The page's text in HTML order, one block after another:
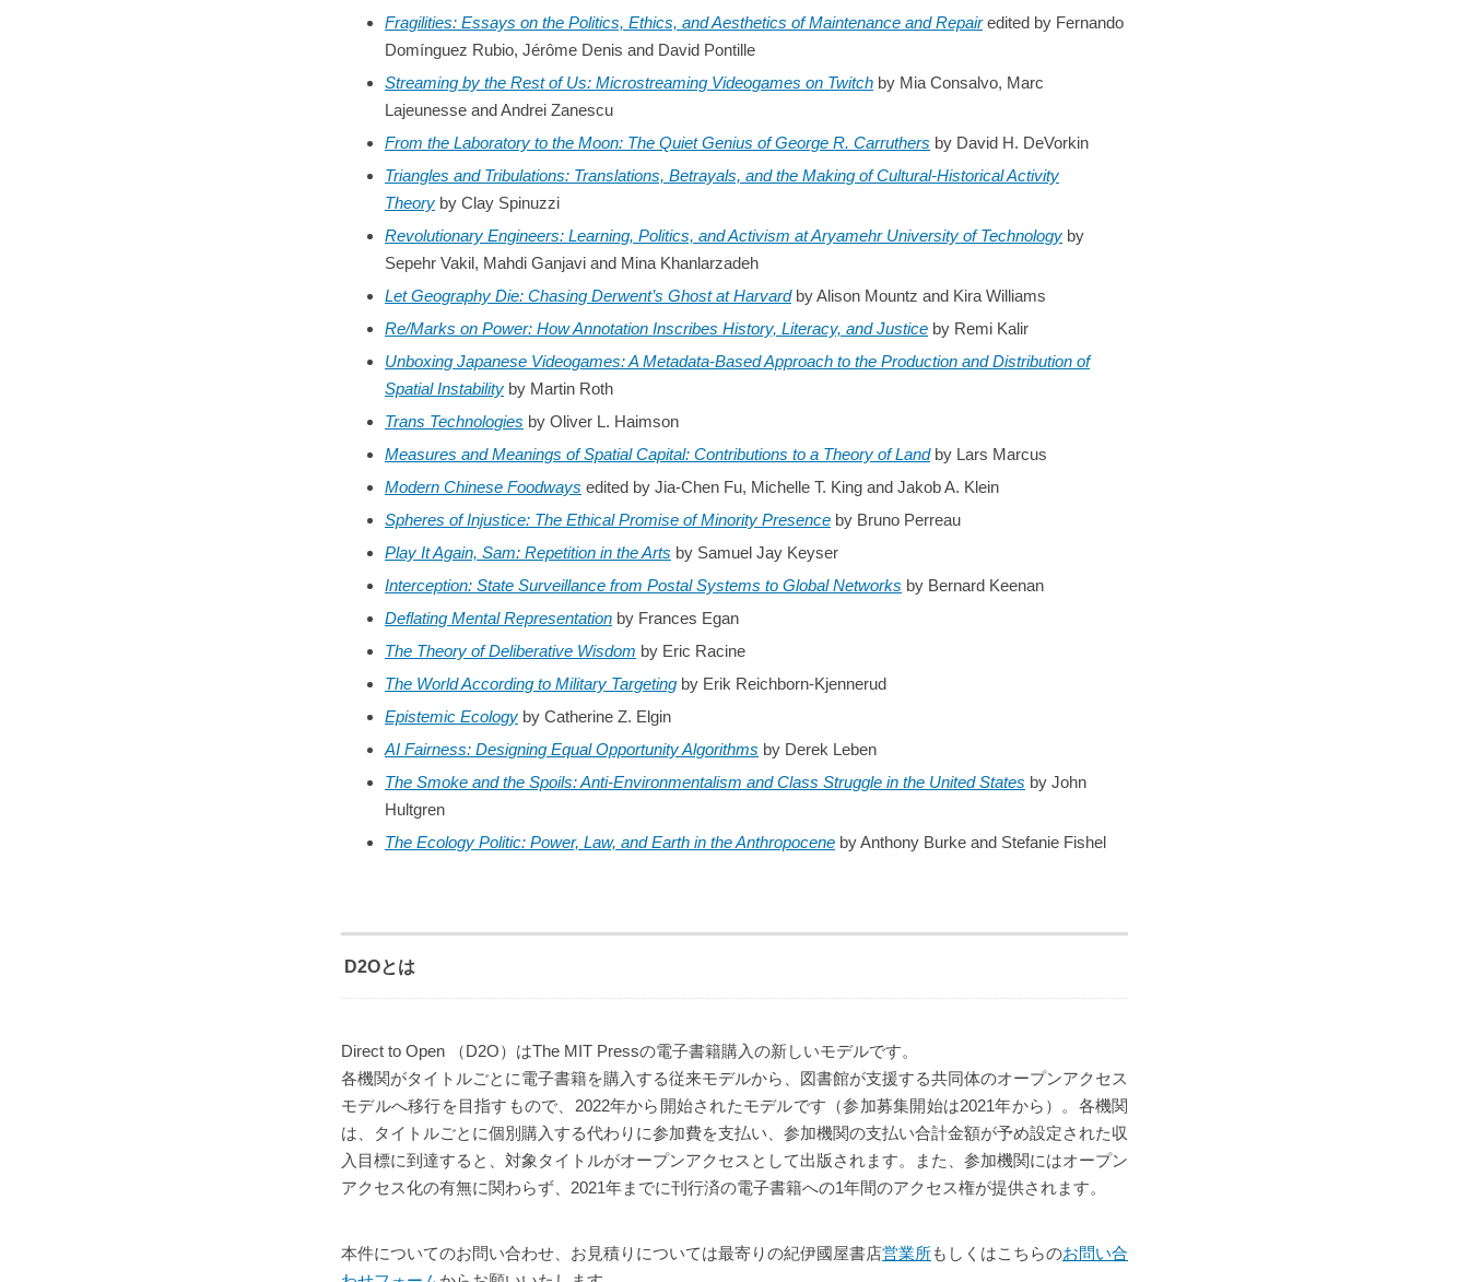
Fragilities: Essays on the Politics, Ethics, and Aesthetics of Maintenance and Repairedited by Fernando
Domínguez Rubio, Jérôme Denis and David Pontille
Streaming by the Rest of Us: Microstreaming Videogames on Twitch by Mia Consalvo, Marc
Lajeunesse and Andrei Zanescu
From the Laboratory to the Moon: The Quiet Genius of George R. Carruthers by David H. DeVorkin
Triangles and Tribulations: Translations, Betrayals, and the Making of Cultural-Historical Activity
Theory by Clay Spinuzzi
Revolutionary Engineers: Learning, Politics, and Activism at Aryamehr University of Technology by
Sepehr Vakil, Mahdi Ganjavi and Mina Khanlarzadeh
Let Geography Die: Chasing Derwent’s Ghost at Harvardby Alison Mountz and Kira Williams
Re/Marks on Power: How Annotation Inscribes History, Literacy, and Justice by Remi Kalir
Unboxing Japanese Videogames: A Metadata-Based Approach to the Production and Distribution of
Spatial Instability by Martin Roth
Trans Technologies by Oliver L. Haimson
Measures and Meanings of Spatial Capital: Contributions to a Theory of Landby Lars Marcus
Modern Chinese Foodways edited by Jia-Chen Fu, Michelle T. King and Jakob A. Klein
Spheres of Injustice: The Ethical Promise of Minority Presence by Bruno Perreau
Play It Again, Sam: Repetition in the Arts by Samuel Jay Keyser
Interception: State Surveillance from Postal Systems to Global Networks by Bernard Keenan
Deflating Mental Representation by Frances Egan
The Theory of Deliberative Wisdom by Eric Racine
The World According to Military Targeting by Erik Reichborn-Kjennerud
Epistemic Ecology by Catherine Z. Elgin
AI Fairness: Designing Equal Opportunity Algorithms by Derek Leben
The Smoke and the Spoils: Anti-Environmentalism and Class Struggle in the United States by John
Hultgren
The Ecology Politic: Power, Law, and Earth in the Anthropocene by Anthony Burke and Stefanie Fishel
D2Oとは
Direct to Open （D2O）はThe MIT Pressの電子書籍購入の新しいモデルです。
各機関がタイトルごとに電子書籍を購入する従来モデルから、図書館が支援する共同体のオープンアクセス
モデルへ移行を目指すもので、2022年から開始されたモデルです（参加募集開始は2021年から）。各機関
は、タイトルごとに個別購入する代わりに参加費を支払い、参加機関の支払い合計金額が予め設定された収
入目標に到達すると、対象タイトルがオープンアクセスとして出版されます。また、参加機関にはオープン
アクセス化の有無に関わらず、2021年までに刊行済の電子書籍への1年間のアクセス権が提供されます。
本件についてのお問い合わせ、お見積りについては最寄りの紀伊國屋書店営業所もしくはこちらのお問い合